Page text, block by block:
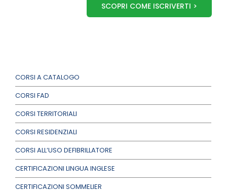
CORSI A CATALOGO
CORSI FAD
CORSI TERRITORIALI
CORSI RESIDENZIALI
CORSI ALL’USO DEFIBRILLATORE
CERTIFICAZIONI LINGUA INGLESE
CERTIFICAZIONI SOMMELIER
SCOPRI COME ISCRIVERTI >